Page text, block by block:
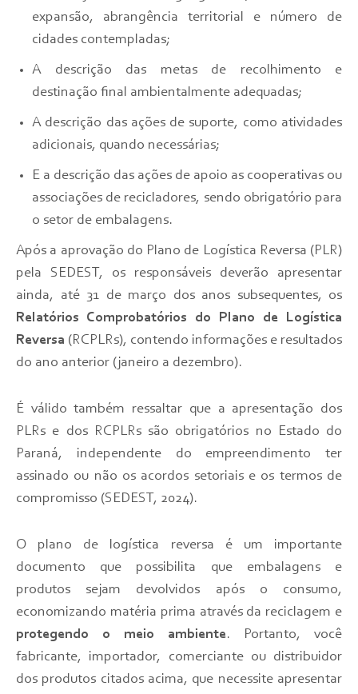
expansão, abrangência territorial e número de
cidades contempladas;
A descrição das metas de recolhimento e
destinação final ambientalmente adequadas;
A descrição das ações de suporte, como atividades
adicionais, quando necessárias;
E a descrição das ações de apoio as cooperativas ou
associações de recicladores, sendo obrigatório para
o setor de embalagens.
Após a aprovação do Plano de Logística Reversa (PLR)
pela SEDEST, os responsáveis deverão apresentar
ainda, até 31 de março dos anos subsequentes, os
Relatórios Comprobatórios do Plano de Logística
Reversa (RCPLRs), contendo informações e resultados
do ano anterior (janeiro a dezembro).
É válido também ressaltar que a apresentação dos
PLRs e dos RCPLRs são obrigatórios no Estado do
Paraná, independente do empreendimento ter
assinado ou não os acordos setoriais e os termos de
compromisso (SEDEST, 2024).
O plano de logística reversa é um importante
documento que possibilita que embalagens e
produtos sejam devolvidos após o consumo,
economizando matéria prima através da reciclagem e
protegendo o meio ambiente. Portanto, você
fabricante, importador, comerciante ou distribuidor
dos produtos citados acima, que necessite apresentar